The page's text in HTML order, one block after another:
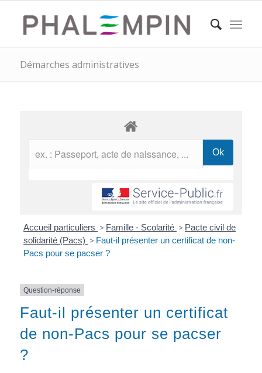
Démarches administratives
Accueil particuliers > Famille - Scolarité > Pacte civil de
solidarité (Pacs) > Faut-il présenter un certificat de non-
Pacs pour se pacser ?
Question-réponse
Faut-il présenter un certificat
de non-Pacs pour se pacser
?